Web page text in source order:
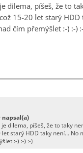
dilema, píšeš, že to
15-20 let starý
čím přemýšlet :-) :-)
napsal(a)
dilema, píšeš, že to taky
let starý HDD taky není... No
:-) :-) :-)